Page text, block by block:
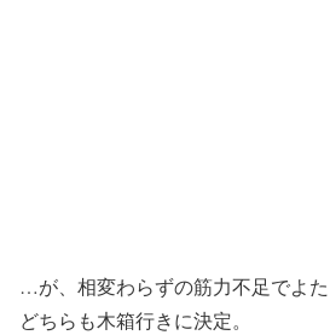
…が、相変わらずの筋力不足でよた
どちらも木箱行きに決定。